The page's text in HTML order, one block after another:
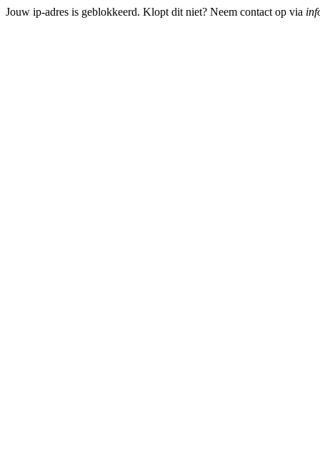
Jouw ip-adres is geblokkeerd. Klopt dit niet? Neem contact op via